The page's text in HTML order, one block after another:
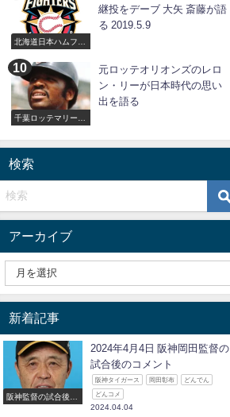
北海道日本ハムファ
継投をデーブ 大矢 斎藤が語
る 2019.5.9
千葉ロッテマリーン
元ロッテオリオンズのレロ
ン・リーが日本時代の思い
出を語る
検索
アーカイブ
新着記事
阪神監督の試合後の
2024年4月4日 阪神岡田監督の
試合後のコメント
阪神タイガース 岡田彰布 どんでん
どんコメ
2024.04.04